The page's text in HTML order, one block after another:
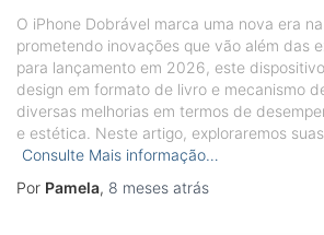
O iPhone Dobrável marca uma nova era
prometendo inovações que vão além das
para lançamento em 2026, este
design em formato de livro e mecanismo
diversas melhorias em termos de
e estética. Neste artigo, exploraremos
Consulte Mais informação…
Por Pamela, 8 meses atrás